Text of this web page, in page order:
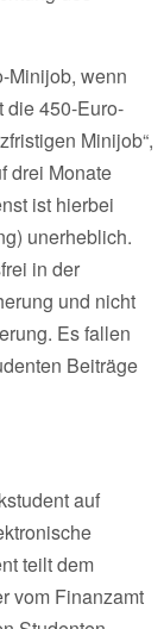
Minijob, wenn
die 450-Euro-
Minijob“,
drei Monate
ist hierbei
unerheblich.
in der
und nicht
Es fallen
Beiträge
auf
teilt dem
vom Finanzamt